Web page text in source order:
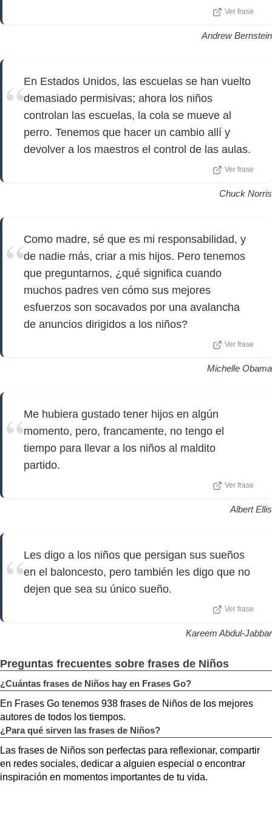
Ver frase
Andrew Bernstein
En Estados Unidos, las escuelas se han vuelto
demasiado permisivas; ahora los niños
controlan las escuelas, la cola se mueve al
perro. Tenemos que hacer un cambio allí y
devolver a los maestros el control de las aulas.
Ver frase
Chuck Norris
Como madre, sé que es mi responsabilidad, y
de nadie más, criar a mis hijos. Pero tenemos
que preguntarnos, ¿qué significa cuando
muchos padres ven cómo sus mejores
esfuerzos son socavados por una avalancha
de anuncios dirigidos a los niños?
Ver frase
Michelle Obama
Me hubiera gustado tener hijos en algún
momento, pero, francamente, no tengo el
tiempo para llevar a los niños al maldito
partido.
Ver frase
Albert Ellis
Les digo a los niños que persigan sus sueños
en el baloncesto, pero también les digo que no
dejen que sea su único sueño.
Ver frase
Kareem Abdul-Jabbar
Preguntas frecuentes sobre frases de Niños
¿Cuántas frases de Niños hay en Frases Go?
En Frases Go tenemos 938 frases de Niños de los mejores
autores de todos los tiempos.
¿Para qué sirven las frases de Niños?
Las frases de Niños son perfectas para reflexionar, compartir
en redes sociales, dedicar a alguien especial o encontrar
inspiración en momentos importantes de tu vida.